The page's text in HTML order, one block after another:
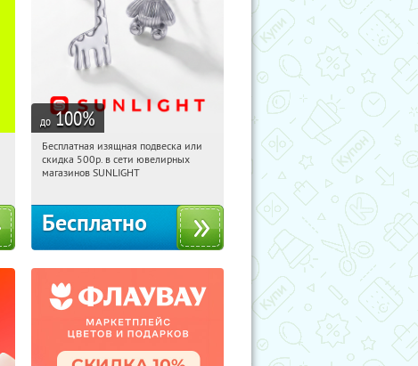
до 100%
16:24:22 Получили:
Россия
Бесплатная изящная подвеска или
скидка 500р. в сети ювелирных
магазинов SUNLIGHT
Бесплатно